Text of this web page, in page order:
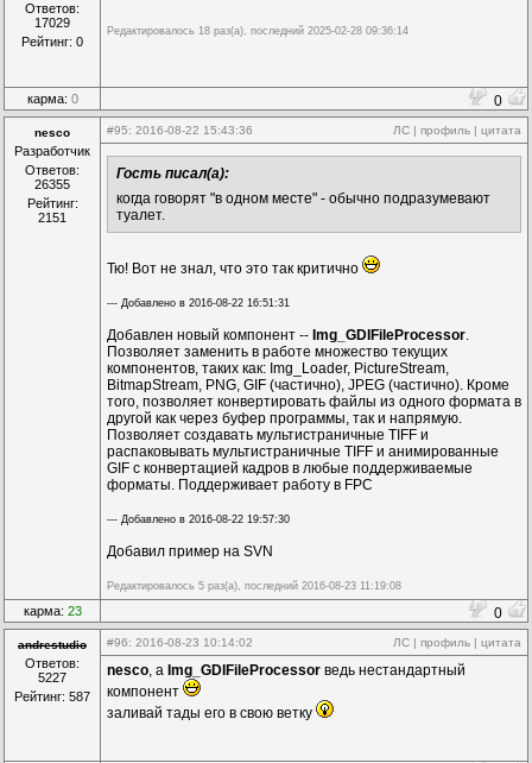
Ответов:
17029
Рейтинг: 0
Редактировалось 18 раз(а), последний 2025-02-28 09:36:14
карма: 0 0
nesco
Разработчик
Ответов:
26355
Рейтинг:
2151
#95: 2016-08-22 15:43:36 ЛС | профиль | цитата
Гость писал(а):
когда говорят "в одном месте" - обычно подразумевают
туалет.
Тю! Вот не знал, что это так критично
--- Добавлено в 2016-08-22 16:51:31
Добавлен новый компонент -- Img_GDIFileProcessor.
Позволяет заменить в работе множество текущих
компонентов, таких как: Img_Loader, PictureStream,
BitmapStream, PNG, GIF (частично), JPEG (частично). Кроме
того, позволяет конвертировать файлы из одного формата в
другой как через буфер программы, так и напрямую.
Позволяет создавать мультистраничные TIFF и
распаковывать мультистраничные TIFF и анимированные
GIF с конвертацией кадров в любые поддерживаемые
форматы. Поддерживает работу в FPC
--- Добавлено в 2016-08-22 19:57:30
Добавил пример на SVN
Редактировалось 5 раз(а), последний 2016-08-23 11:19:08
карма: 23 0
andrestudio
Ответов:
5227
Рейтинг: 587
#96: 2016-08-23 10:14:02 ЛС | профиль | цитата
nesco, а Img_GDIFileProcessor ведь нестандартный
компонент
заливай тады его в свою ветку